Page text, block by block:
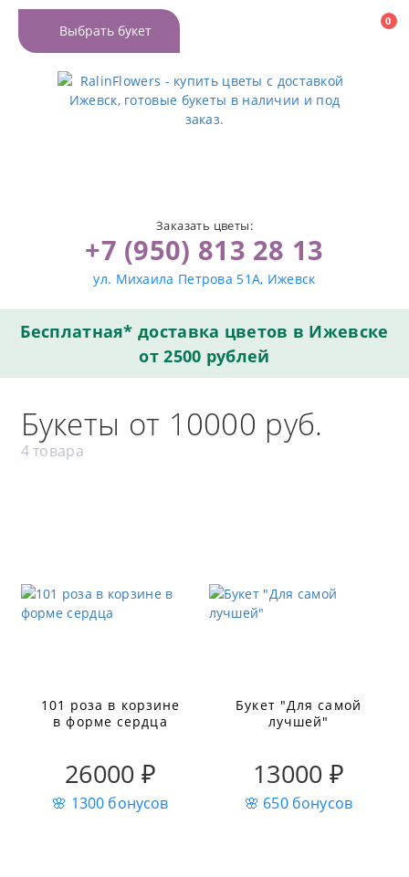
Выбрать букет
0
Заказать цветы:
+7 (950) 813 28 13
ул. Михаила Петрова 51А, Ижевск
Бесплатная* доставка цветов в Ижевске
от 2500 рублей
Букеты от 10000 руб.
4 товара
101 роза в корзине
в форме сердца
26000 ₽
🌸 1300 бонусов
Букет "Для самой
лучшей"
13000 ₽
🌸 650 бонусов